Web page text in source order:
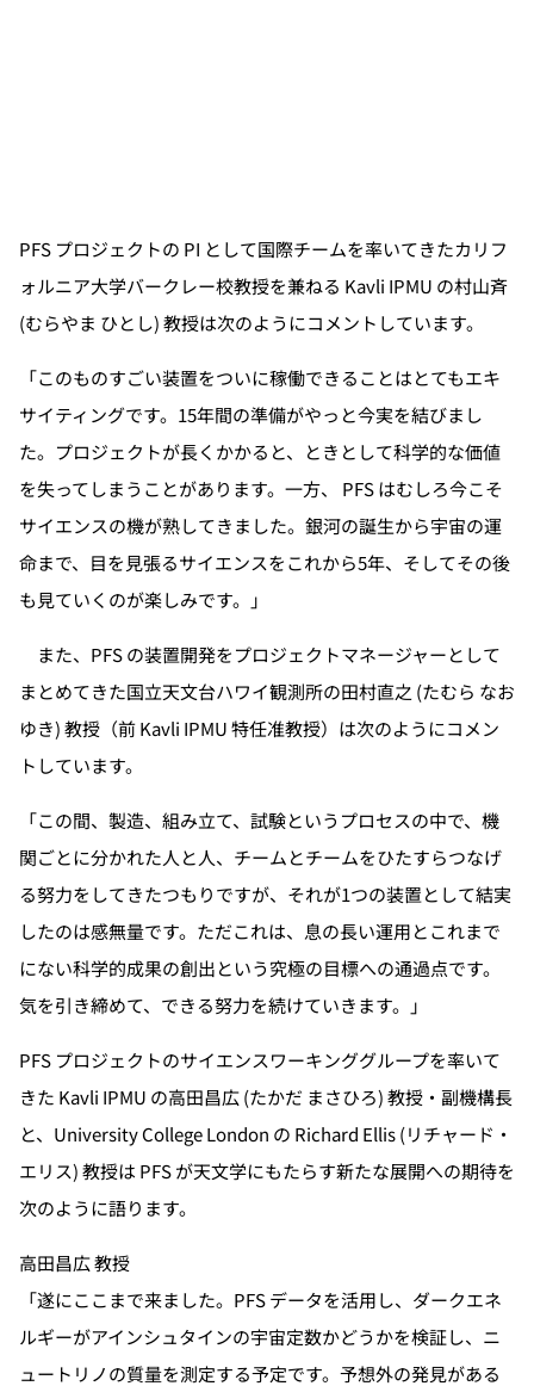
PFS プロジェクトの PI として国際チームを率いてきたカリフ
ォルニア大学バークレー校教授を兼ねる Kavli IPMU の村山斉
(むらやま ひとし) 教授は次のようにコメントしています。
「このものすごい装置をついに稼働できることはとてもエキ
サイティングです。15年間の準備がやっと今実を結びまし
た。プロジェクトが長くかかると、ときとして科学的な価値
を失ってしまうことがあります。一方、 PFS はむしろ今こそ
サイエンスの機が熟してきました。銀河の誕生から宇宙の運
命まで、目を見張るサイエンスをこれから5年、そしてその後
も見ていくのが楽しみです。」
また、PFS の装置開発をプロジェクトマネージャーとして
まとめてきた国立天文台ハワイ観測所の田村直之 (たむら なお
ゆき) 教授（前 Kavli IPMU 特任准教授）は次のようにコメン
トしています。
「この間、製造、組み立て、試験というプロセスの中で、機
関ごとに分かれた人と人、チームとチームをひたすらつなげ
る努力をしてきたつもりですが、それが1つの装置として結実
したのは感無量です。ただこれは、息の長い運用とこれまで
にない科学的成果の創出という究極の目標への通過点です。
気を引き締めて、できる努力を続けていきます。」
PFS プロジェクトのサイエンスワーキンググループを率いて
きた Kavli IPMU の高田昌広 (たかだ まさひろ) 教授・副機構長
と、University College London の Richard Ellis (リチャード・
エリス) 教授は PFS が天文学にもたらす新たな展開への期待を
次のように語ります。
高田昌広 教授
「遂にここまで来ました。PFS データを活用し、ダークエネ
ルギーがアインシュタインの宇宙定数かどうかを検証し、ニ
ュートリノの質量を測定する予定です。予想外の発見がある